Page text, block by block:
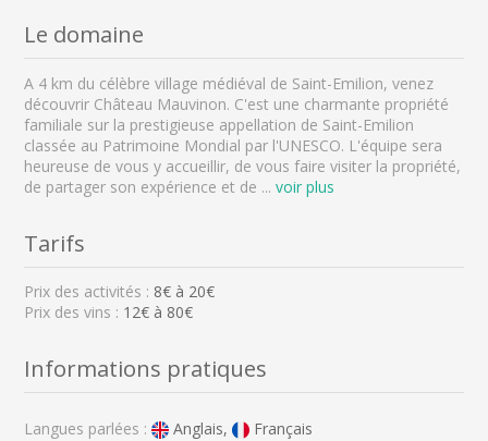
Le domaine
A 4 km du célèbre village médiéval de Saint-Emilion, venez
découvrir Château Mauvinon. C'est une charmante propriété
familiale sur la prestigieuse appellation de Saint-Emilion
classée au Patrimoine Mondial par l'UNESCO. L'équipe sera
heureuse de vous y accueillir, de vous faire visiter la propriété,
de partager son expérience et de ... voir plus
Tarifs
Prix des activités : 8€ à 20€
Prix des vins : 12€ à 80€
Informations pratiques
Langues parlées : Anglais,
Français